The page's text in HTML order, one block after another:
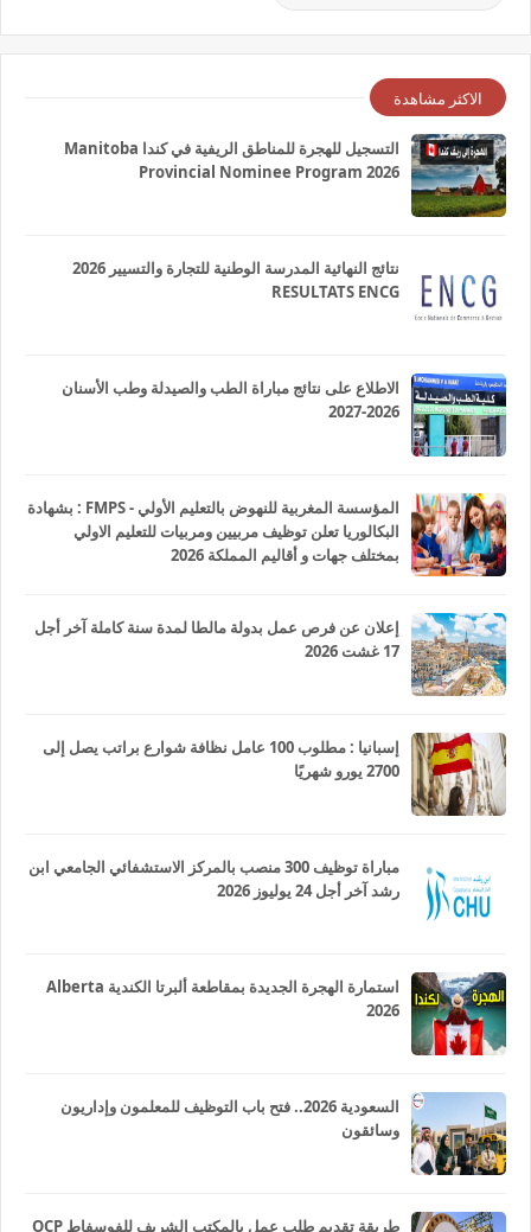
الاكثر مشاهدة
التسجيل للهجرة للمناطق الريفية في كندا Manitoba
Provincial Nominee Program 2026
نتائج النهائية المدرسة الوطنية للتجارة والتسيير 2026
RESULTATS ENCG
الاطلاع على نتائج مباراة الطب والصيدلة وطب الأسنان
2026-2027
المؤسسة المغربية للنهوض بالتعليم الأولي - FMPS : بشهادة
البكالوريا تعلن توظيف مربيين ومربيات للتعليم الاولي
بمختلف جهات و أقاليم المملكة 2026
إعلان عن فرص عمل بدولة مالطا لمدة سنة كاملة آخر أجل
17 غشت 2026
إسبانيا : مطلوب 100 عامل نظافة شوارع براتب يصل إلى
2700 يورو شهريًا
مباراة توظيف 300 منصب بالمركز الاستشفائي الجامعي ابن
رشد آخر أجل 24 يوليوز 2026
استمارة الهجرة الجديدة بمقاطعة ألبرتا الكندية Alberta
2026
السعودية 2026.. فتح باب التوظيف للمعلمون وإداريون
وسائقون
طريقة تقديم طلب عمل بالمكتب الشريف للفوسفاط OCP